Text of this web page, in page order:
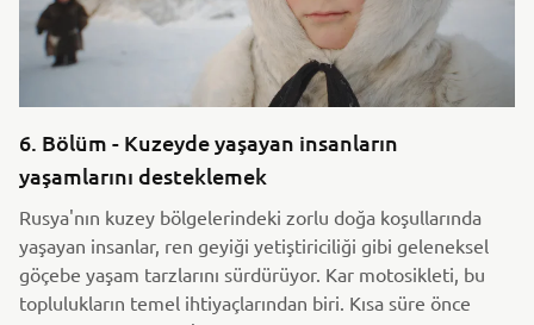
6. Bölüm - Kuzeyde yaşayan insanların
yaşamlarını desteklemek
Rusya'nın kuzey bölgelerindeki zorlu doğa koşullarında
yaşayan insanlar, ren geyiği yetiştiriciliği gibi geleneksel
göçebe yaşam tarzlarını sürdürüyor. Kar motosikleti, bu
toplulukların temel ihtiyaçlarından biri. Kısa süre önce